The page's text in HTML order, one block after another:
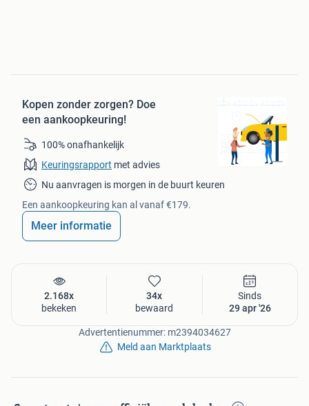
Optioneel: er is ook nog een volledige set originele velgen
met banden beschikbaar, die tegen een extra afgesproken
Interesse? Wacht niet te lang – dit is echt een unieke
verschijning!
Kopen zonder zorgen? Doe
een aankoopkeuring!
100% onafhankelijk
Keuringsrapport met advies
Nu aanvragen is morgen in de buurt keuren
Een aankoopkeuring kan al vanaf €179.
Meer informatie
2.168x
bekeken
34x
bewaard
Sinds
29 apr '26
Advertentienummer: m2394034627
Meld aan Marktplaats